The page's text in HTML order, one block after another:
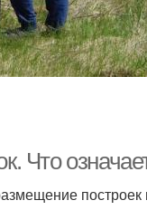
Что